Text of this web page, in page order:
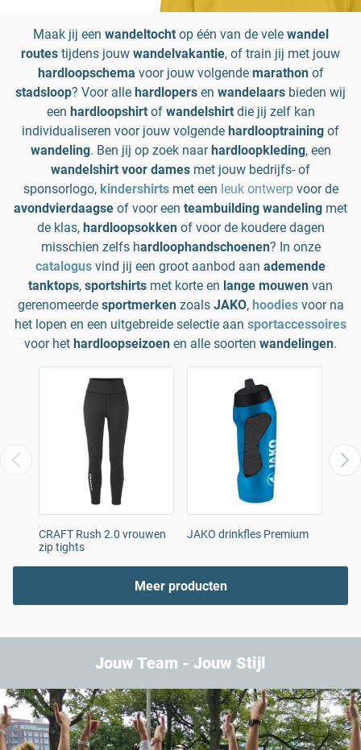
Maak jij een wandeltochtop één van de vele wandel
routes tijdens jouw wandelvakantie, of train jij met jouw
hardloopschema voor jouw volgende marathonof
stadsloop? Voor alle hardlopers en wandelaars bieden wij
een hardloopshirtof wandelshirtdie jij zelf kan
individualiseren voor jouw volgende hardlooptraining of
wandeling. Ben jij op zoek naar hardloopkleding, een
wandelshirt voor dames met jouw bedrijfs- of
sponsorlogo, kindershirts met een leuk ontwerpvoor de
avondvierdaagse of voor een teambuilding wandeling met
de klas, hardloopsokkenof voor de koudere dagen
misschien zelfs hardloophandschoenen? In onze
catalogus vind jij een groot aanbod aan ademende
tanktops, sportshirts met korte en lange mouwen van
gerenomeerde sportmerkenzoals JAKO, hoodiesvoor na
het lopen en een uitgebreide selectie aan sportaccessoires
voor het hardloopseizoen en alle soorten wandelingen.
CRAFT Rush 2.0 vrouwen
zip tights
JAKO drinkfles Premium
Meer producten
Jouw Team - Jouw Stijl